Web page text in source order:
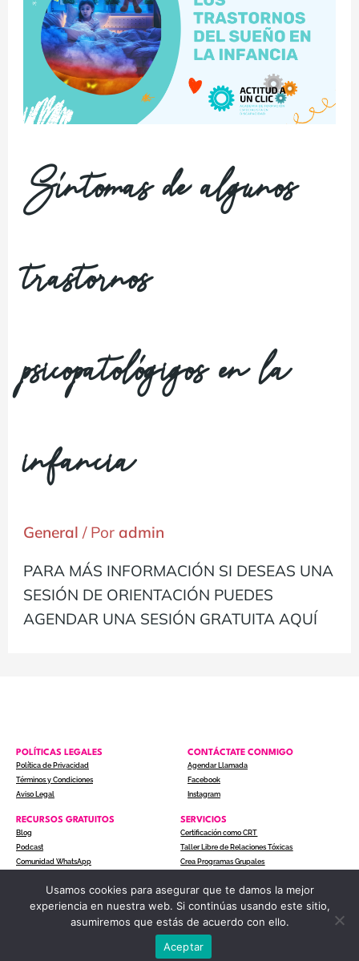
Síntomas de algunos
trastornos
psicopatológigos en la
infancia
General / Por admin
PARA MÁS INFORMACIÓN SI DESEAS UNA
SESIÓN DE ORIENTACIÓN PUEDES
AGENDAR UNA SESIÓN GRATUITA AQUÍ
POLÍTICAS LEGALES
Política de Privacidad
Términos y Condiciones
Aviso Legal
CONTÁCTATE CONMIGO
Agendar Llamada
Facebook
Instagram
RECURSOS GRATUITOS
Blog
Podcast
Comunidad WhatsApp
SERVICIOS
Certificación como CRT
Taller Libre de Relaciones Tóxicas
Crea Programas Grupales
COPYRIGHT © 2024 ACTITUD A UN CLIC. TODOS LOS
DERECHOS RESERVADOS.
Usamos cookies para asegurar que te damos la mejor
experiencia en nuestra web. Si continúas usando este sitio,
asumiremos que estás de acuerdo con ello.
Aceptar